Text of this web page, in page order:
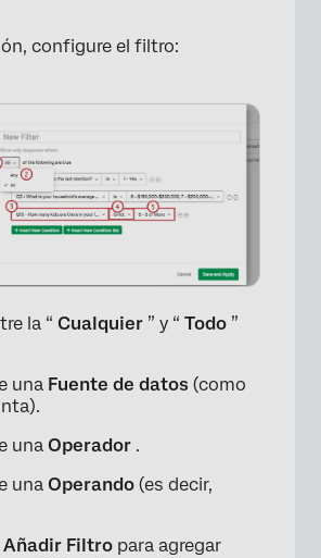
configure el filtro:
la “ Cualquier ” y “ Todo ”
una Fuente de datos (como
una Operador .
una Operando (es decir,
Añadir Filtro para agregar